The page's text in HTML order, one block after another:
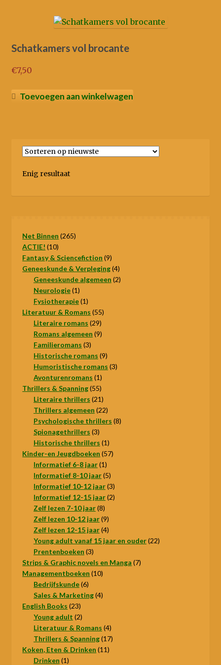
Schatkamers vol brocante
€7,50
Toevoegen aan winkelwagen
Enig resultaat
Net Binnen 265265
ACTIE! 1010
producten
Fantasy & Sciencefiction 99
producten
Geneeskunde & Verpleging 44
producten
Geneeskunde algemeen 22
Neurologie 11
product
Fysiotherapie 11
product
Literatuur & Romans 5555
Literaire romans 2929
producten
Romans algemeen 99
Familieromans 33
producten
Historische romans 99
producten
Humoristische romans 33
Avonturenromans 11
product
Thrillers & Spanning 5555
producten
Literaire thrillers 2121
producten
Thrillers algemeen 2222
producten
Psychologische thrillers 88
Spionagethrillers 33
producten
Historische thrillers 11
product
Kinder-en Jeugdboeken 5757
Informatief 6-8 jaar 11
product
Informatief 8-10 jaar 55
producten
Informatief 10-12 jaar 33
producten
Informatief 12-15 jaar 22
Zelf lezen 7-10 jaar 88
producten
Zelf lezen 10-12 jaar 99
producten
Zelf lezen 12-15 jaar 44
producten
Young adult vanaf 15 jaar en ouder 2222
Prentenboeken 33
producten
Strips & Graphic novels en Manga 77
Managementboeken 1010
Bedrijfskunde 66
producten
Sales & Marketing 44
English Books 2323
producten
Young adult 22
producten
Literatuur & Romans 44
producten
Thrillers & Spanning 1717
Koken, Eten & Drinken 1111
Drinken 11